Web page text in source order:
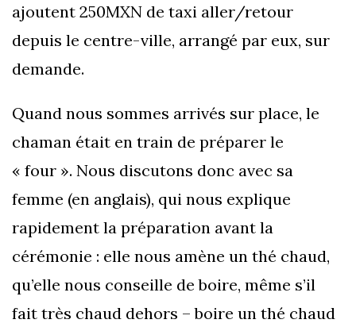
ajoutent 250MXN de taxi aller/retour
depuis le centre-ville, arrangé par eux, sur
demande.
Quand nous sommes arrivés sur place, le
chaman était en train de préparer le
« four ». Nous discutons donc avec sa
femme (en anglais), qui nous explique
rapidement la préparation avant la
cérémonie : elle nous amène un thé chaud,
qu’elle nous conseille de boire, même s’il
fait très chaud dehors – boire un thé chaud